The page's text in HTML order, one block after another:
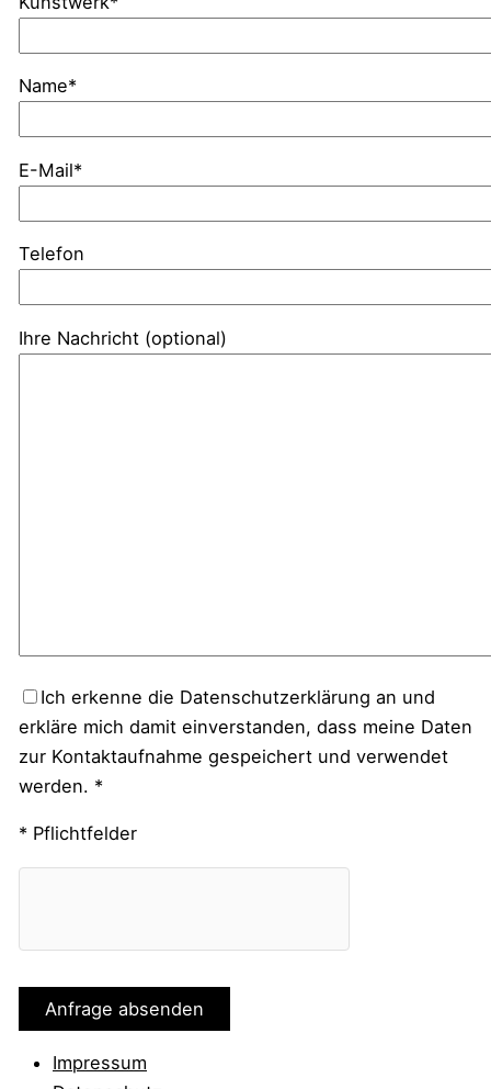
Name*
E-Mail*
Telefon
Ihre Nachricht (optional)
Ich erkenne die Datenschutzerklärung an und
erkläre mich damit einverstanden, dass meine Daten
zur Kontaktaufnahme gespeichert und verwendet
werden. *
* Pflichtfelder
Impressum